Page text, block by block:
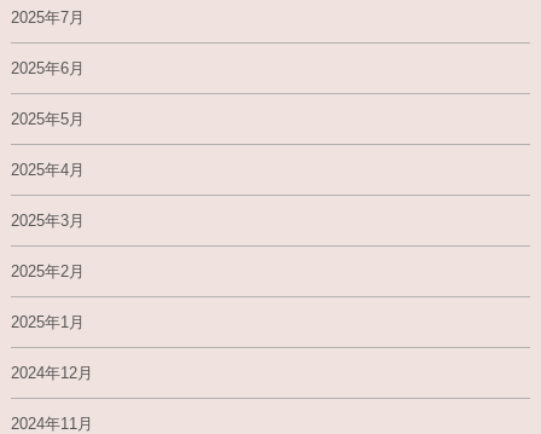
2025年7月
2025年6月
2025年5月
2025年4月
2025年3月
2025年2月
2025年1月
2024年12月
2024年11月